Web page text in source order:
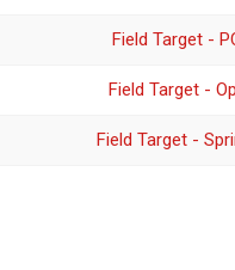
Field Target -
Field Target -
Field Target -